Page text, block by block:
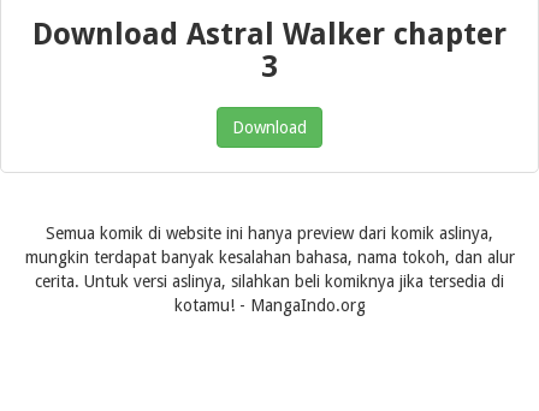
Download Astral Walker chapter
3
Download
Semua komik di website ini hanya preview dari komik aslinya,
mungkin terdapat banyak kesalahan bahasa, nama tokoh, dan alur
cerita. Untuk versi aslinya, silahkan beli komiknya jika tersedia di
kotamu! - MangaIndo.org